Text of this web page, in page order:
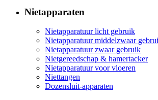
Nietapparaten
Nietapparatuur licht gebruik
Nietapparatuur middelzwaar
Nietapparatuur zwaar gebruik
Nietgereedschap & hamertacker
Nietapparatuur voor vloeren
Niettangen
Dozensluit-apparaten